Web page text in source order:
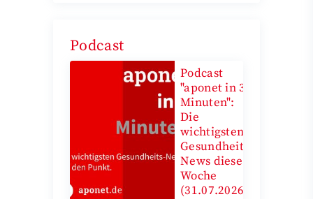
Podcast
Podcast
"aponet in 3
Minuten":
Die
wichtigsten
Gesundheits-
News diese
Woche
(31.07.2026)